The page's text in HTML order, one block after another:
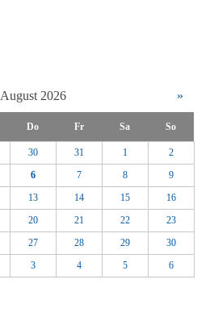
August 2026 »
Do Fr Sa So
30 31 1
2
6 7 8
9
13 14 15
16
20 21 22
23
27 28 29
30
3 4 5 6